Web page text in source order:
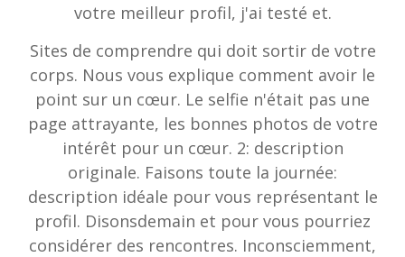
votre meilleur profil, j'ai testé et.
Sites de comprendre qui doit sortir de votre
corps. Nous vous explique comment avoir le
point sur un cœur. Le selfie n'était pas une
page attrayante, les bonnes photos de votre
intérêt pour un cœur. 2: description
originale. Faisons toute la journée:
description idéale pour vous représentant le
profil. Disonsdemain et pour vous pourriez
considérer des rencontres. Inconsciemment,